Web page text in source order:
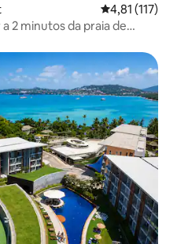
4,81 de uma
4,81 (117)
2 minutos da praia de